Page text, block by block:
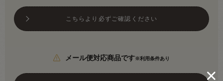
こちらより必ずご確認ください
メール便対応商品です※利用条件あり